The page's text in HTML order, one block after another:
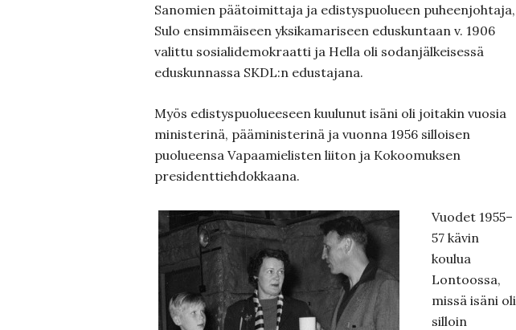
Sanomien päätoimittaja ja edistyspuolueen puheenjohtaja,
Sulo ensimmäiseen yksikamariseen eduskuntaan v. 1906
valittu sosialidemokraatti ja Hella oli sodanjälkeisessä
eduskunnassa SKDL:n edustajana.
Myös edistyspuolueeseen kuulunut isäni oli joitakin vuosia
ministerinä, pääministerinä ja vuonna 1956 silloisen
puolueensa Vapaamielisten liiton ja Kokoomuksen
presidenttiehdokkaana.
Vuodet 1955–
57 kävin
koulua
Lontoossa,
missä isäni oli
silloin